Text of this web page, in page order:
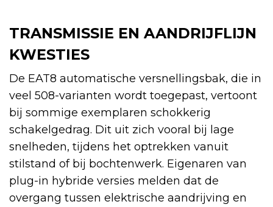
TRANSMISSIE EN AANDRIJFLIJN
KWESTIES
De EAT8 automatische versnellingsbak, die in
veel 508-varianten wordt toegepast, vertoont
bij sommige exemplaren schokkerig
schakelgedrag. Dit uit zich vooral bij lage
snelheden, tijdens het optrekken vanuit
stilstand of bij bochtenwerk. Eigenaren van
plug-in hybride versies melden dat de
overgang tussen elektrische aandrijving en